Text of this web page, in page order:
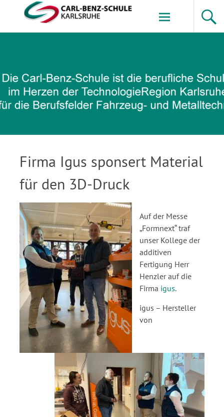
Zum
Inhalt
springen
Firma Igus sponsert Material
für den 3D-Druck
Auf der Messe
„Formnext“ traf
unser Kollege der
additiven
Fertigung Herr
Henzler auf die
Firma igus.
igus – Hersteller
von